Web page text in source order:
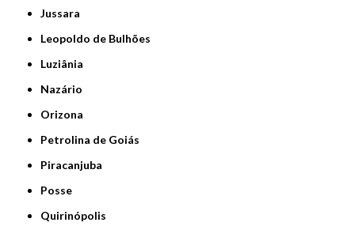
Jussara
Leopoldo de Bulhões
Luziânia
Nazário
Orizona
Petrolina de Goiás
Piracanjuba
Posse
Quirinópolis